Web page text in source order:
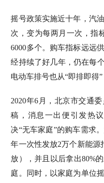
摇号政策实施近十年，汽
次，变为每两月一次，指
6000多个。购车指标远远
经持续了好几年，仍在每
电动车排号也从“即排即得”
2020年6月，北京市交通
稿，消息一出便引发热
决“无车家庭”的购车需求
年一次性发放2万个新能源
放），并且以后拿出80%
庭。同时，以家庭为单位